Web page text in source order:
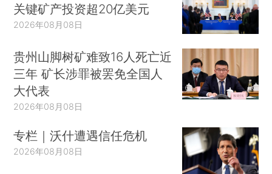
关键矿产投资超20亿美元
2026年08月08日
贵州山脚树矿难致16人死亡近
三年 矿长涉罪被罢免全国人
大代表
2026年08月08日
专栏｜沃什遭遇信任危机
2026年08月08日